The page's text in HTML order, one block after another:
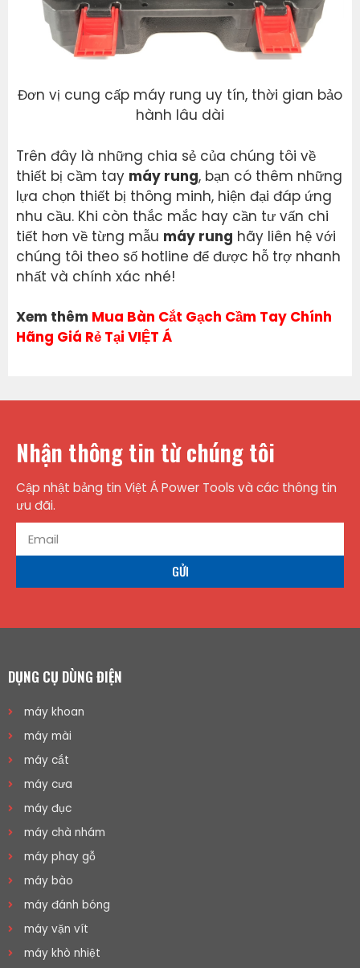
Đơn vị cung cấp máy rung uy tín, thời gian bảo
hành lâu dài
Trên đây là những chia sẻ của chúng tôi về
thiết bị cầm tay máy rung, bạn có thêm những
lựa chọn thiết bị thông minh, hiện đại đáp ứng
nhu cầu. Khi còn thắc mắc hay cần tư vấn chi
tiết hơn về từng mẫu máy rung hãy liên hệ với
chúng tôi theo số hotline để được hỗ trợ nhanh
nhất và chính xác nhé!
Xem thêm Mua Bàn Cắt Gạch Cầm Tay Chính
Hãng Giá Rẻ Tại VIỆT Á
Nhận thông tin từ chúng tôi
Cập nhật bảng tin Việt Á Power Tools và các thông tin
ưu đãi.
GỬI
DỤNG CỤ DÙNG ĐIỆN
máy khoan
máy mài
máy cắt
máy cưa
máy đục
máy chà nhám
máy phay gỗ
máy bào
máy đánh bóng
máy vặn vít
máy khò nhiệt